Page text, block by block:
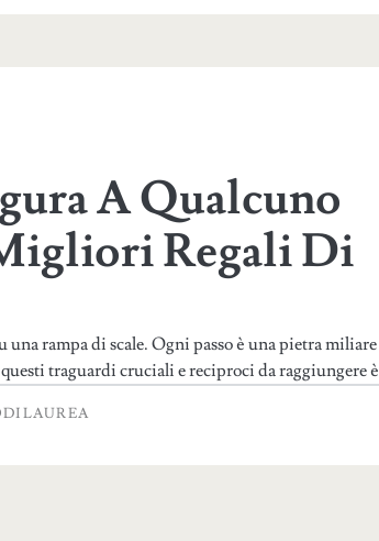
A Qualcuno
Regali Di
rampa di scale. Ogni passo è una pietra miliare
traguardi cruciali e reciproci da raggiungere è